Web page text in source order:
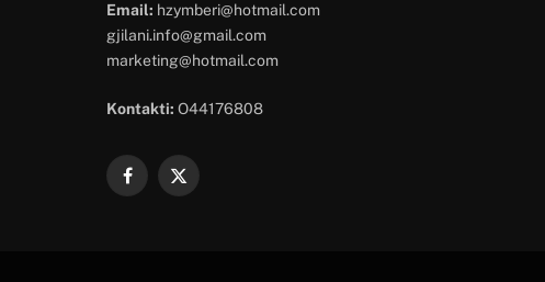
Email: hzymberi@hotmail.com
gjilani.info@gmail.com
marketing@hotmail.com
Kontakti: O44176808
Facebook
X